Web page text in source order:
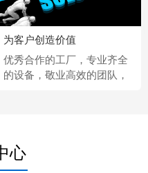
为客户创造价值
优秀合作的工厂，专业齐全
的设备，敬业高效的团队，
心